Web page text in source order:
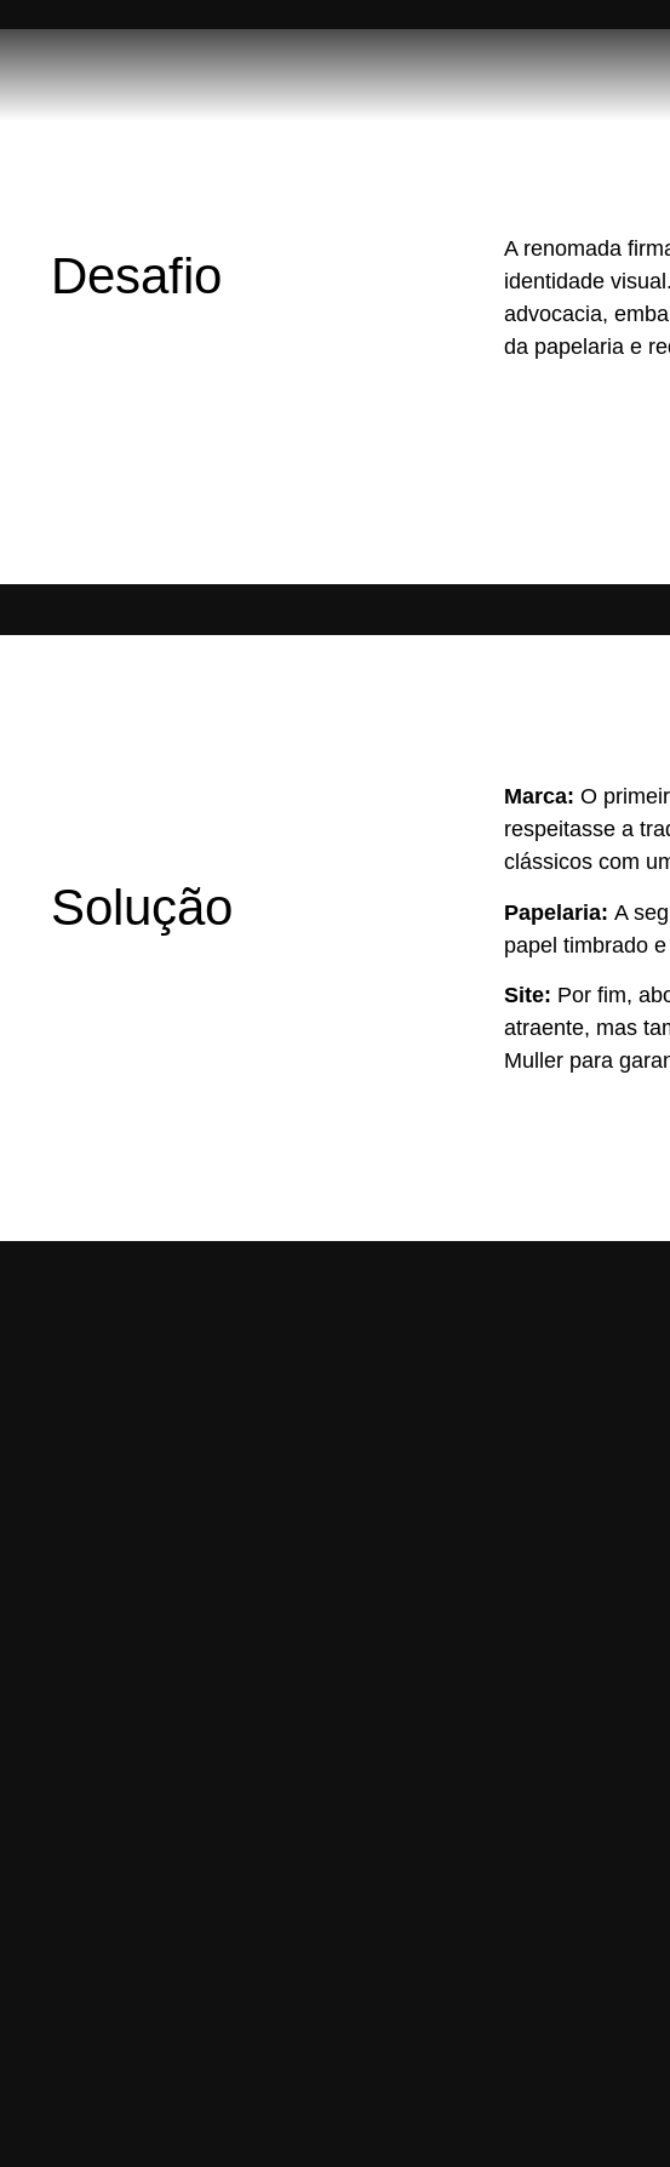
Desafio
A renomada
identidade
advocacia,
da papelaria e
Solução
Marca: O
respeitasse a
clássicos com
Papelaria: A
papel timbrado
Site: Por fim,
atraente, mas
Muller para